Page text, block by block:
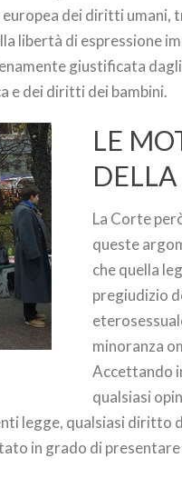
dei diritti umani,
libertà di espressione
giustificata
e dei diritti dei bambini.
LE
La Corte
queste
che quella
pregiudizio
minoranza
Accettando
qualsiasi
legge, qualsiasi diritto
in grado di